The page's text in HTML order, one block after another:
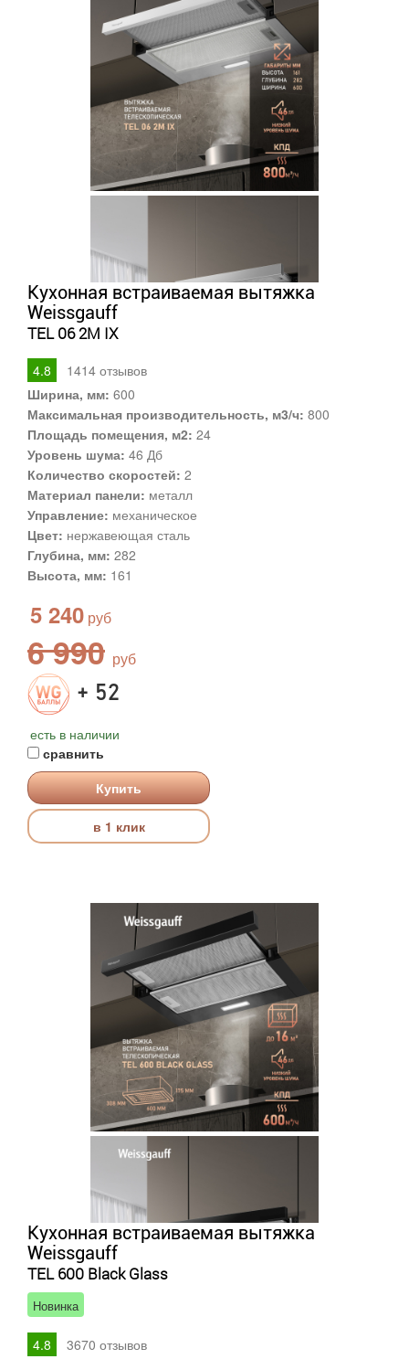
Кухонная встраиваемая вытяжка
Weissgauff
TEL 06 2M IX
4.8 1414 отзывов
Ширина, мм: 600
Максимальная производительность, м3/ч: 800
Площадь помещения, м2: 24
Уровень шума: 46 Дб
Количество скоростей: 2
Материал панели: металл
Управление: механическое
Цвет: нержавеющая сталь
Глубина, мм: 282
Высота, мм: 161
5 240
6 990
+ 52
есть в наличии
сравнить
Купить
в 1 клик
Кухонная встраиваемая вытяжка
Weissgauff
TEL 600 Black Glass
Новинка
4.8 3670 отзывов